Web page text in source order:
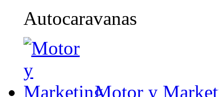
Autocaravanas
Motor y